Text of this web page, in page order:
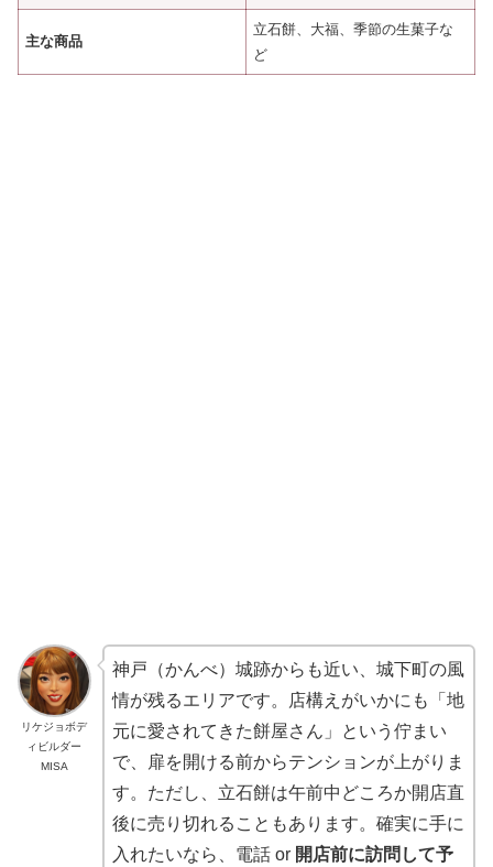
主な商品
立石餅、大福、季節の生菓子な
ど
リケジョボデ
ィビルダー
MISA
神戸（かんべ）城跡からも近い、城下町の風
情が残るエリアです。店構えがいかにも「地
元に愛されてきた餅屋さん」という佇まい
で、扉を開ける前からテンションが上がりま
す。ただし、立石餅は午前中どころか開店直
後に売り切れることもあります。確実に手に
入れたいなら、電話 or 開店前に訪問して予